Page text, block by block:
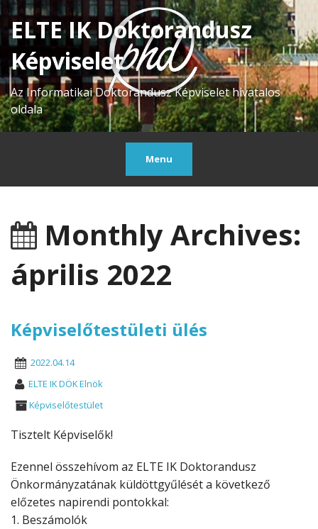
ELTE IK Doktorandusz
Képviselet
Az Informatikai Doktorandusz Képviselet hivatalos
oldala
Menu
Monthly Archives:
április 2022
Képviselőtestületi ülés
2022.04.14
ELTE IK DÖK Elnök
Képviselőtestület
Tisztelt Képviselők!
Ezennel összehívom az ELTE IK Doktorandusz
Önkormányzatának küldöttgyűlését a következő
előzetes napirendi pontokkal:
1. Beszámolók